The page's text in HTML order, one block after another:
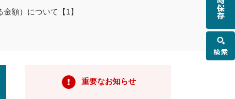
額）について【1】
重要なお知らせ